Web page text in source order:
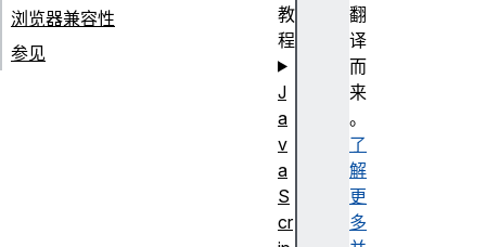
翻
译
而
来
。
了
解
更
多
浏览器兼容性
参见
教
程
J
a
v
a
S
cr